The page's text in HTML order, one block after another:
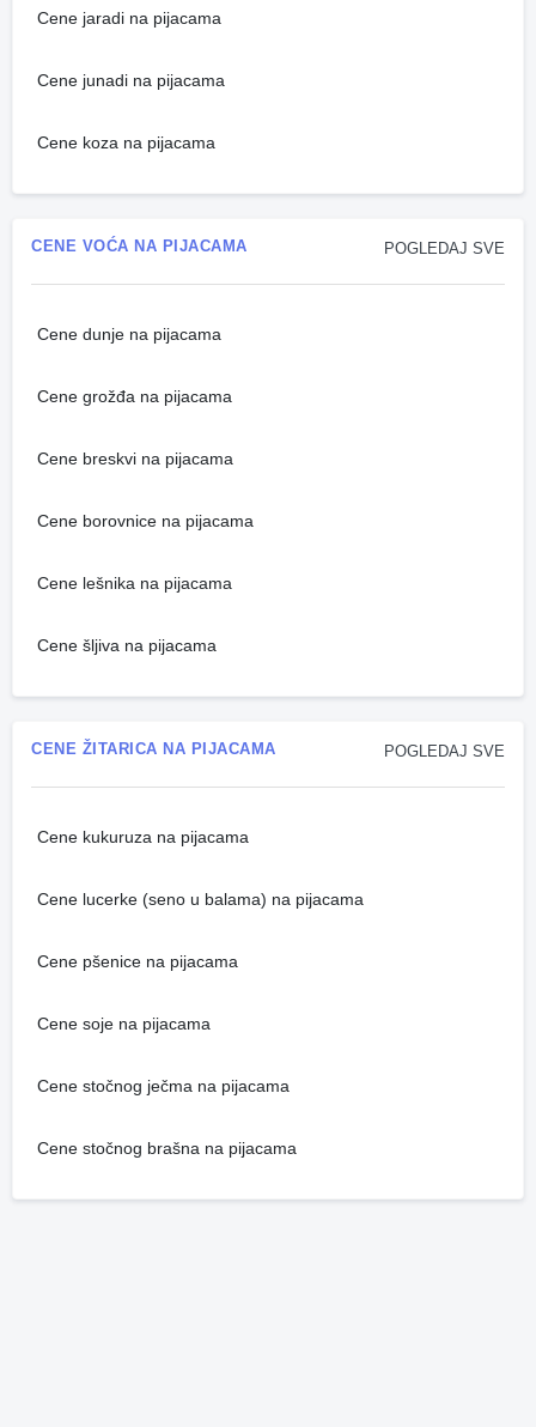
Cene jaradi na pijacama
Cene junadi na pijacama
Cene koza na pijacama
POGLEDAJ SVE
CENE VOĆA NA PIJACAMA
Cene dunje na pijacama
Cene grožđa na pijacama
Cene breskvi na pijacama
Cene borovnice na pijacama
Cene lešnika na pijacama
Cene šljiva na pijacama
POGLEDAJ SVE
CENE ŽITARICA NA PIJACAMA
Cene kukuruza na pijacama
Cene lucerke (seno u balama) na pijacama
Cene pšenice na pijacama
Cene soje na pijacama
Cene stočnog ječma na pijacama
Cene stočnog brašna na pijacama